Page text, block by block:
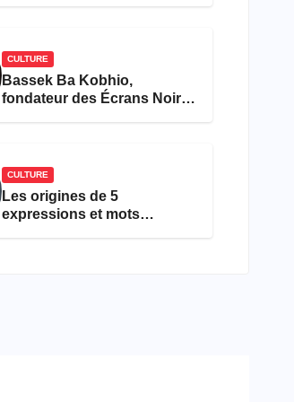
CULTURE
Bassek Ba Kobhio,
fondateur des Écrans Noirs,
CULTURE
Les origines de 5
expressions et mots